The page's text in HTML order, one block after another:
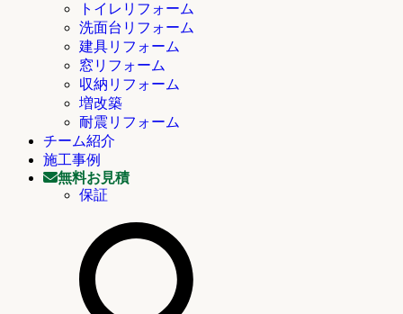
トイレリフォーム
洗面台リフォーム
建具リフォーム
窓リフォーム
収納リフォーム
増改築
耐震リフォーム
チーム紹介
施工事例
無料お見積
保証